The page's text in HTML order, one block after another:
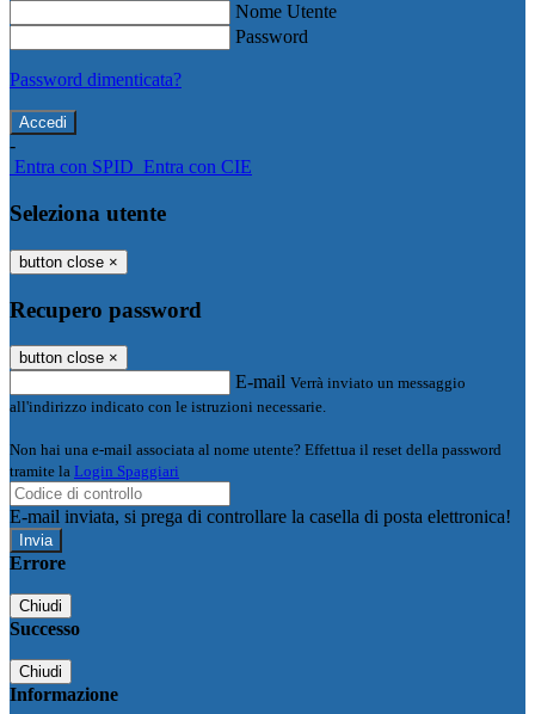
Nome Utente
Password
Password dimenticata?
-
Entra con SPID Entra con CIE
Seleziona utente
button close ×
Recupero password
button close ×
E-mail Verrà inviato un messaggio
all'indirizzo indicato con le istruzioni necessarie.
Non hai una e-mail associata al nome utente? Effettua il reset della password
tramite la Login Spaggiari
E-mail inviata, si prega di controllare la casella di posta elettronica!
Errore
Chiudi
Successo
Chiudi
Informazione